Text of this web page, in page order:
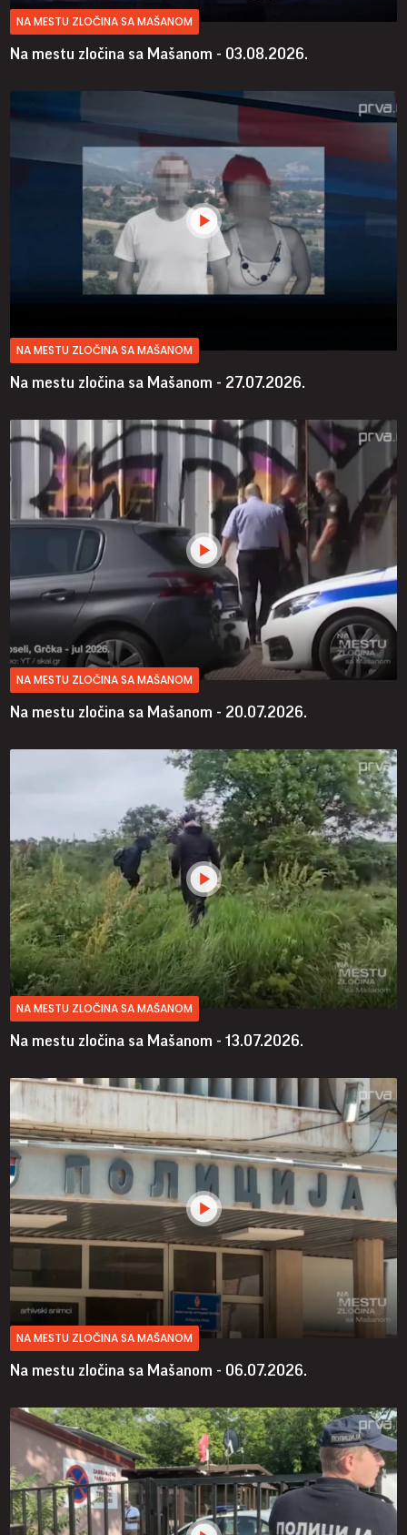
NA MESTU ZLOČINA SA MAŠANOM
Na mestu zločina sa Mašanom - 03.08.2026.
NA MESTU ZLOČINA SA MAŠANOM
Na mestu zločina sa Mašanom - 27.07.2026.
NA MESTU ZLOČINA SA MAŠANOM
Na mestu zločina sa Mašanom - 20.07.2026.
NA MESTU ZLOČINA SA MAŠANOM
Na mestu zločina sa Mašanom - 13.07.2026.
NA MESTU ZLOČINA SA MAŠANOM
Na mestu zločina sa Mašanom - 06.07.2026.